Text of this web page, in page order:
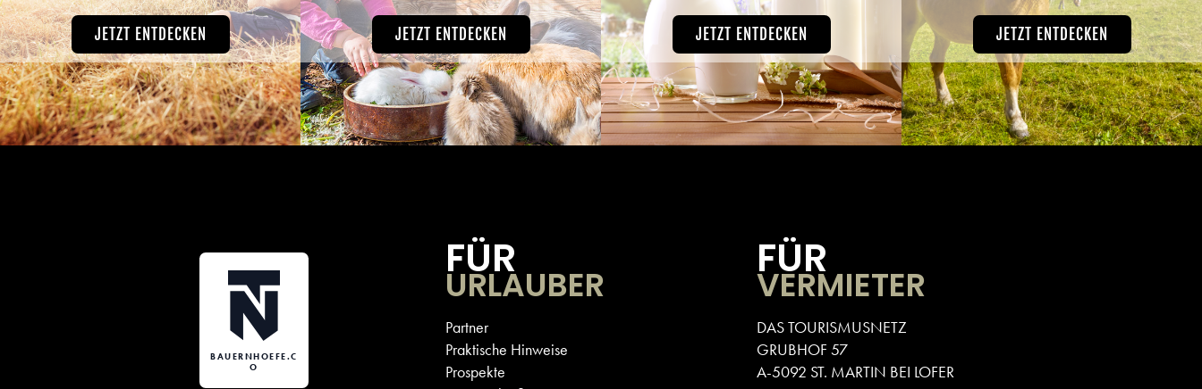
JETZT ENTDECKEN JETZT ENTDECKEN JETZT ENTDECKEN JETZT ENTDECKEN
BAUERNHOEFE.C
O
FÜR
URLAUBER
Partner
Praktische Hinweise
Prospekte
FÜR
VERMIETER
DAS TOURISMUSNETZ
GRUBHOF 57
A-5092 ST. MARTIN BEI LOFER